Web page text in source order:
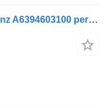
Cremagliera sterzo Mercedes-Benz A6394603100 per automobile Mercedes-Benz Vito w639